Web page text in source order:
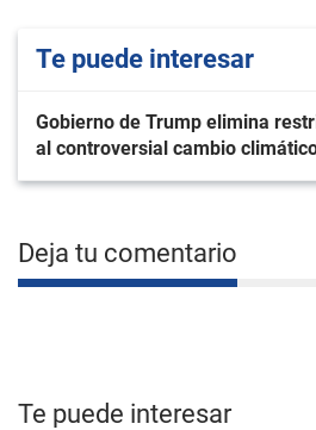
Te puede interesar
Gobierno de Trump elimina
al controversial cambio
Deja tu comentario
Te puede interesar